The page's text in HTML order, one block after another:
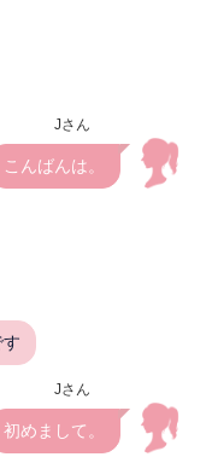
Jさん
こんばんは。
Jさん
初めまして。